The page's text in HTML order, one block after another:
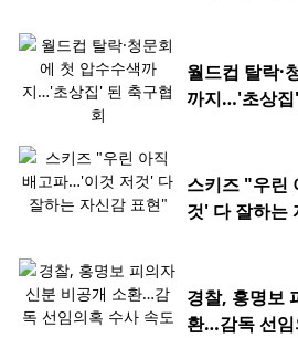
월드컵 탈락·
까지…'초상집
스키즈 "우린
것' 다 잘하는
경찰, 홍명보
환…감독 선